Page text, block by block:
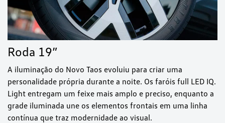
Roda 19”
A iluminação do Novo Taos evoluiu para criar uma
personalidade própria durante a noite. Os faróis full LED IQ.
Light entregam um feixe mais amplo e preciso, enquanto a
grade iluminada une os elementos frontais em uma linha
contínua que traz modernidade ao visual.